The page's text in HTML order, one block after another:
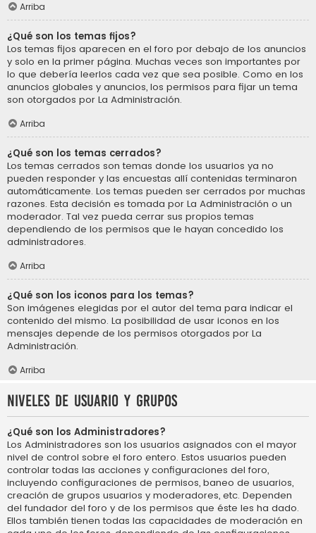
Arriba
¿Qué son los temas fijos?
Los temas fijos aparecen en el foro por debajo de los anuncios
y solo en la primer página. Muchas veces son importantes por
lo que debería leerlos cada vez que sea posible. Como en los
anuncios globales y anuncios, los permisos para fijar un tema
son otorgados por La Administración.
Arriba
¿Qué son los temas cerrados?
Los temas cerrados son temas donde los usuarios ya no
pueden responder y las encuestas allí contenidas terminaron
automáticamente. Los temas pueden ser cerrados por muchas
razones. Esta decisión es tomada por La Administración o un
moderador. Tal vez pueda cerrar sus propios temas
dependiendo de los permisos que le hayan concedido los
administradores.
Arriba
¿Qué son los iconos para los temas?
Son imágenes elegidas por el autor del tema para indicar el
contenido del mismo. La posibilidad de usar iconos en los
mensajes depende de los permisos otorgados por La
Administración.
Arriba
Niveles de usuario y grupos
¿Qué son los Administradores?
Los Administradores son los usuarios asignados con el mayor
nivel de control sobre el foro entero. Estos usuarios pueden
controlar todas las acciones y configuraciones del foro,
incluyendo configuraciones de permisos, baneo de usuarios,
creación de grupos usuarios y moderadores, etc. Dependen
del fundador del foro y de los permisos que éste les ha dado.
Ellos también tienen todas las capacidades de moderación en